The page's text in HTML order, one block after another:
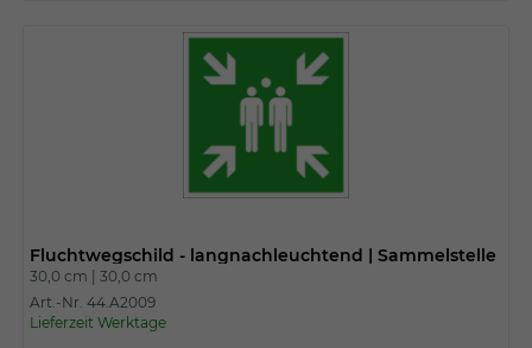
Fluchtwegschild - langnachleuchtend | Sammelstelle
30,0 cm | 30,0 cm
Art.-Nr. 44.A2009
Lieferzeit Werktage